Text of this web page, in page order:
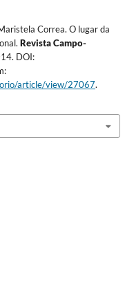
Correa. O lugar da
Revista Campo-
DOI:
article/view/27067.